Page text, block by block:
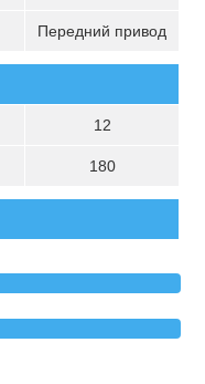
Передний привод
12
180